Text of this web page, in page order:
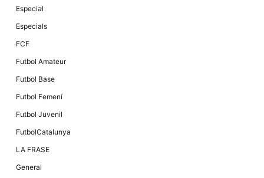
Especial
Especials
FCF
Futbol Amateur
Futbol Base
Futbol Femení
Futbol Juvenil
FutbolCatalunya
LA FRASE
General